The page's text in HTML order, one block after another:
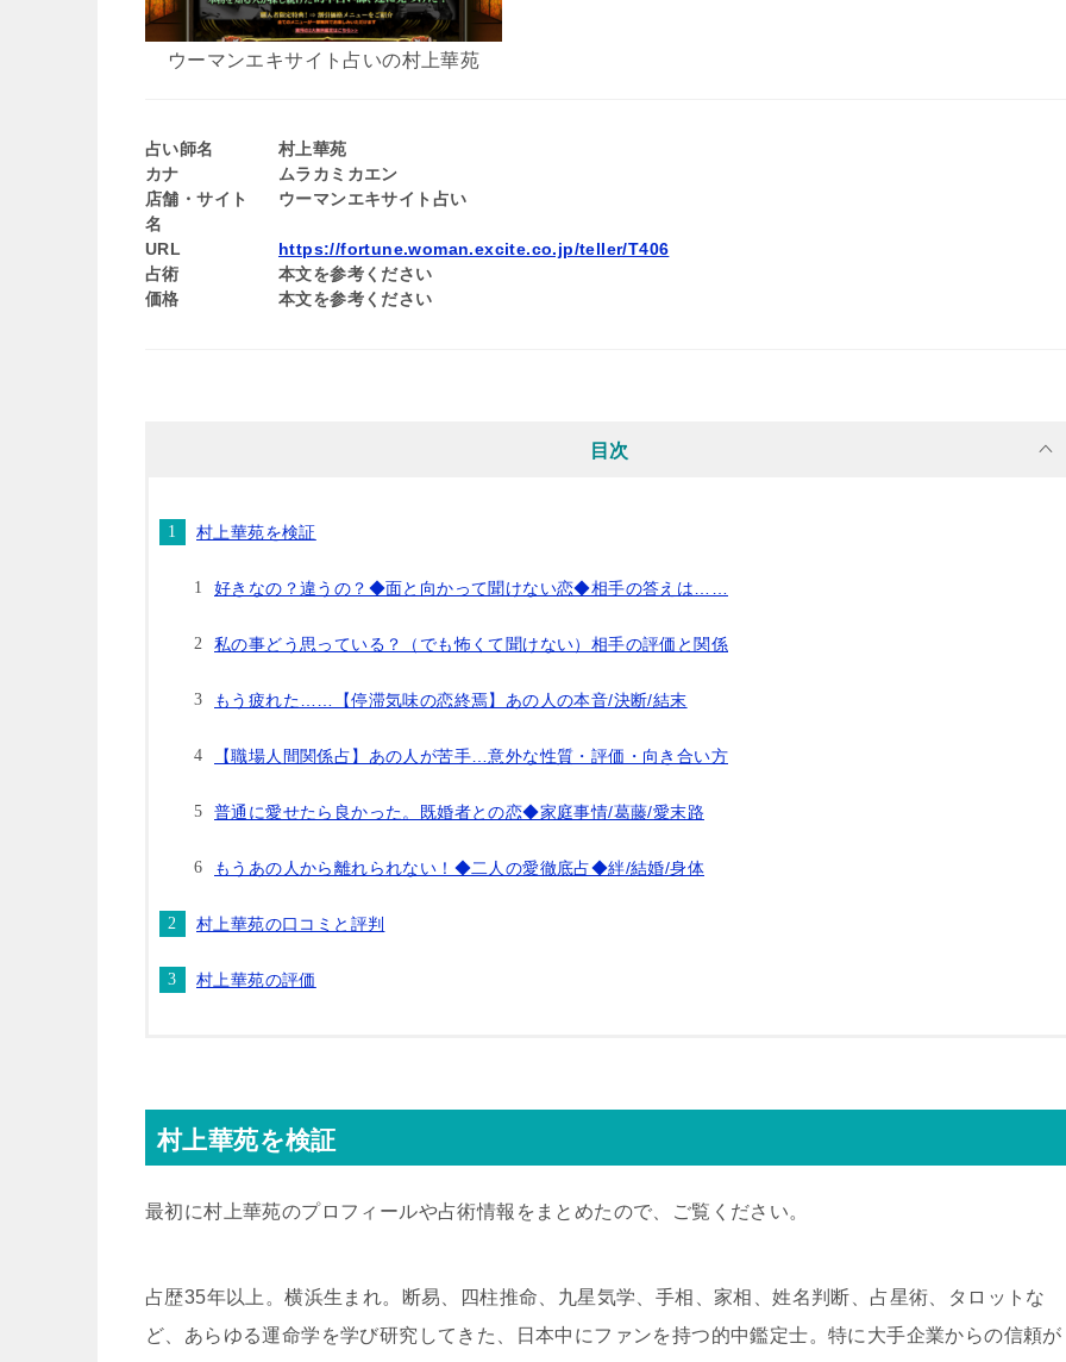
ウーマンエキサイト占いの村上華苑
占い師名
村上華苑
カナ
ムラカミカエン
店舗・サイト
名
ウーマンエキサイト占い
URL
https://fortune.woman.excite.co.jp/teller/T406
占術
本文を参考ください
価格
本文を参考ください
目次
村上華苑を検証
好きなの？違うの？◆面と向かって聞けない恋◆相手の答えは……
私の事どう思っている？（でも怖くて聞けない）相手の評価と関係
もう疲れた……【停滞気味の恋終焉】あの人の本音/決断/結末
【職場人間関係占】あの人が苦手…意外な性質・評価・向き合い方
普通に愛せたら良かった。既婚者との恋◆家庭事情/葛藤/愛末路
もうあの人から離れられない！◆二人の愛徹底占◆絆/結婚/身体
村上華苑の口コミと評判
村上華苑の評価
村上華苑を検証
最初に村上華苑のプロフィールや占術情報をまとめたので、ご覧ください。
占歴35年以上。横浜生まれ。断易、四柱推命、九星気学、手相、家相、姓名判断、占星術、タロットな
ど、あらゆる運命学を学び研究してきた、日本中にファンを持つ的中鑑定士。特に大手企業からの信頼が